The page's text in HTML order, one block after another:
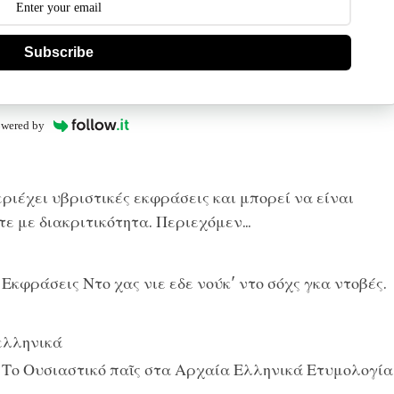
Subscribe
by
υβριστικές εκφράσεις και μπορεί να είναι
με διακριτικότητα. Περιεχόμεν...
Ντο χας νιε εδε νούκ' ντο σόχς γκα ντοβές.
Ουσιαστικό παῖς στα Αρχαία Ελληνικά Ετυμολογία